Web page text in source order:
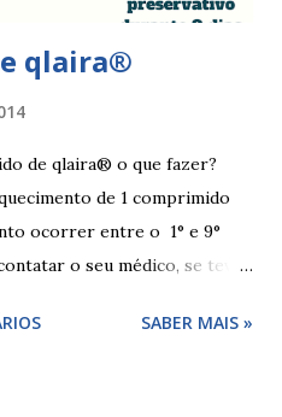
qlaira®
de qlaira® o que fazer?
de 1 comprimido
ocorrer entre o 1° e 9°
o seu médico, se teve
a tomar os restantes
SABER MAIS »